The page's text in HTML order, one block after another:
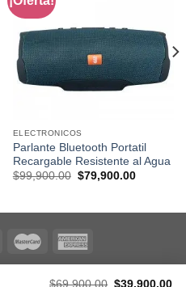
$69,900.00 Original
$39,900.00
ELECTRONICOS
Parlante Bluetooth Portatil
Recargable Resistente al Agua
$99,900.00 Original
$79,900.00Current